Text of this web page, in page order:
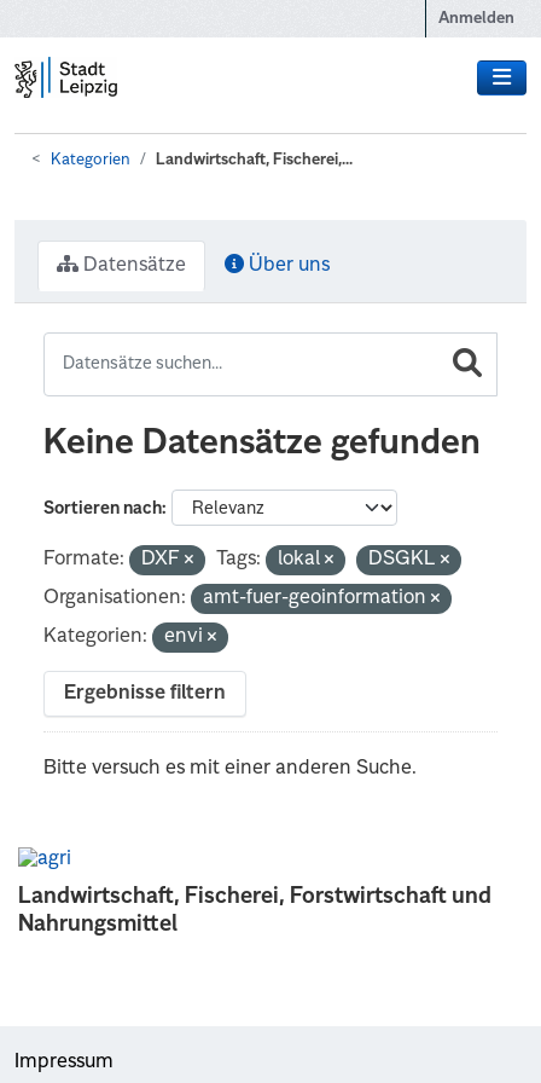
Anmelden
Kategorien Landwirtschaft, Fischerei,...
Landwirtschaft, Fischerei, Forstwirtschaft und
Nahrungsmittel
Datensätze Über uns
Keine Datensätze gefunden
Sortieren nach
Formate: DXF Tags: lokal
DSGKL
Organisationen:
amt-fuer-geoinformation
Kategorien:
envi
Ergebnisse filtern
Bitte versuch es mit einer anderen Suche.
Impressum